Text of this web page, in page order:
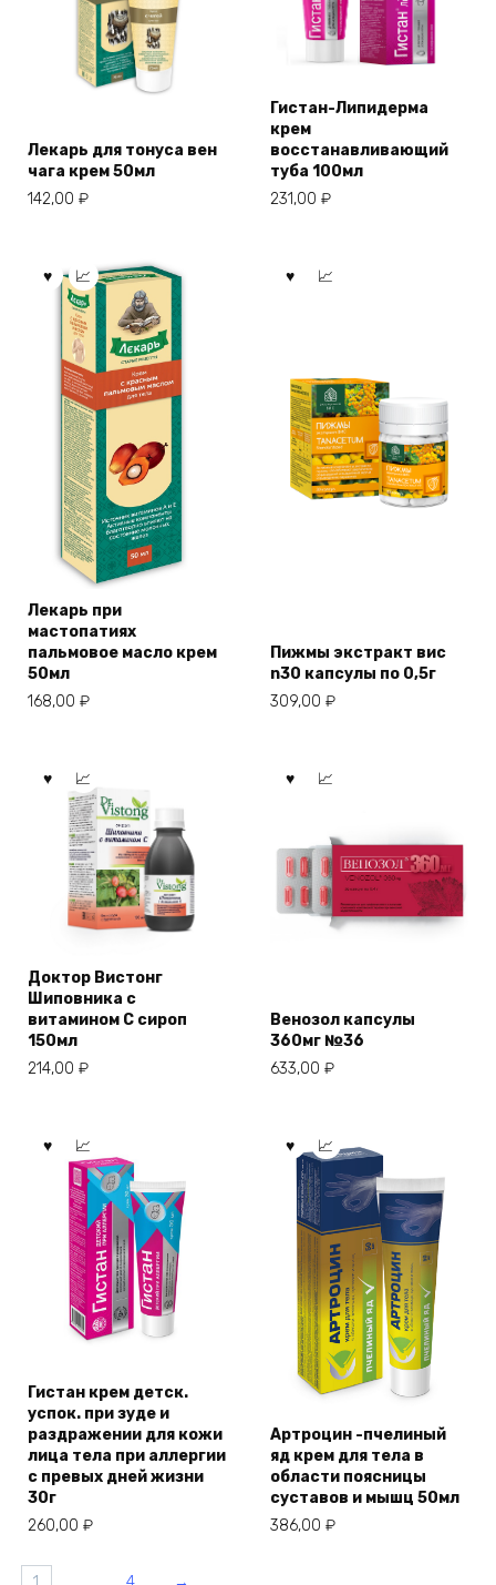
Лекарь для тонуса вен
чага крем 50мл
142,00 ₽
Гистан-Липидерма
крем
восстанавливающий
туба 100мл
231,00 ₽
Лекарь при
мастопатиях
пальмовое масло крем
50мл
168,00 ₽
Пижмы экстракт вис
n30 капсулы по 0,5г
309,00 ₽
Доктор Вистонг
Шиповника с
витамином С сироп
150мл
214,00 ₽
Венозол капсулы
360мг №36
633,00 ₽
Гистан крем детск.
успок. при зуде и
раздражении для кожи
лица тела при аллергии
с превых дней жизни
30г
260,00 ₽
Артроцин -пчелиный
яд крем для тела в
области поясницы
суставов и мышц 50мл
386,00 ₽